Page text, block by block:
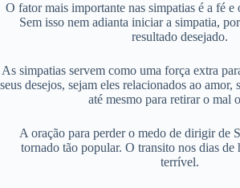
O fator mais importante nas simpatias é a fé e
Sem isso nem adianta iniciar a simpatia,
resultado desejado.
As simpatias servem como uma força extra
seus desejos, sejam eles relacionados ao amor,
até mesmo para retirar o mal
A oração para perder o medo de dirigir de
tornado tão popular. O transito nos dias de
terrível.